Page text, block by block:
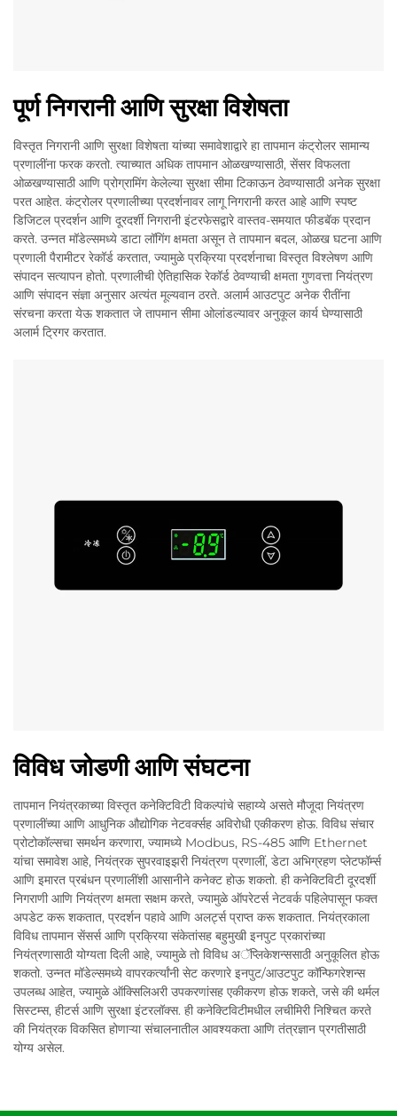
पूर्ण निगरानी आणि सुरक्षा विशेषता
विस्तृत निगरानी आणि सुरक्षा विशेषता यांच्या समावेशाद्वारे हा तापमान कंट्रोलर सामान्य
प्रणालींना फरक करतो. त्याच्यात अधिक तापमान ओळखण्यासाठी, सेंसर विफलता
ओळखण्यासाठी आणि प्रोग्रामिंग केलेल्या सुरक्षा सीमा टिकाऊन ठेवण्यासाठी अनेक सुरक्षा
परत आहेत. कंट्रोलर प्रणालीच्या प्रदर्शनावर लागू निगरानी करत आहे आणि स्पष्ट
डिजिटल प्रदर्शन आणि दूरदर्शी निगरानी इंटरफेसद्वारे वास्तव-समयात फीडबॅक प्रदान
करते. उन्नत मॉडेल्समध्ये डाटा लॉगिंग क्षमता असून ते तापमान बदल, ओळख घटना आणि
प्रणाली पैरामीटर रेकॉर्ड करतात, ज्यामुळे प्रक्रिया प्रदर्शनाचा विस्तृत विश्लेषण आणि
संपादन सत्यापन होतो. प्रणालीची ऐतिहासिक रेकॉर्ड ठेवण्याची क्षमता गुणवत्ता नियंत्रण
आणि संपादन संज्ञा अनुसार अत्यंत मूल्यवान ठरते. अलार्म आउटपुट अनेक रीतींना
संरचना करता येऊ शकतात जे तापमान सीमा ओलांडल्यावर अनुकूल कार्य घेण्यासाठी
अलार्म ट्रिगर करतात.
विविध जोडणी आणि संघटना
तापमान नियंत्रकाच्या विस्तृत कनेक्टिविटी विकल्पांचे सहाय्ये असते मौजूदा नियंत्रण
प्रणालींच्या आणि आधुनिक औद्योगिक नेटवर्क्सह अविरोधी एकीकरण होऊ. विविध संचार
प्रोटोकॉल्सचा समर्थन करणारा, ज्यामध्ये Modbus, RS-485 आणि Ethernet
यांचा समावेश आहे, नियंत्रक सुपरवाइझरी नियंत्रण प्रणालीं, डेटा अभिग्रहण प्लेटफॉर्म्स
आणि इमारत प्रबंधन प्रणालींशी आसानीने कनेक्ट होऊ शकतो. ही कनेक्टिविटी दूरदर्शी
निगराणी आणि नियंत्रण क्षमता सक्षम करते, ज्यामुळे ऑपरेटर्स नेटवर्क पहिलेपासून फक्त
अपडेट करू शकतात, प्रदर्शन पहावे आणि अलर्ट्स प्राप्त करू शकतात. नियंत्रकाला
विविध तापमान सेंसर्स आणि प्रक्रिया संकेतांसह बहुमुखी इनपुट प्रकारांच्या
नियंत्रणासाठी योग्यता दिली आहे, ज्यामुळे तो विविध अॅप्लिकेशन्ससाठी अनुकूलित होऊ
शकतो. उन्नत मॉडेल्समध्ये वापरकर्त्यांनी सेट करणारे इनपुट/आउटपुट कॉन्फिगरेशन्स
उपलब्ध आहेत, ज्यामुळे ऑक्सिलिअरी उपकरणांसह एकीकरण होऊ शकते, जसे की थर्मल
सिस्टम्स, हीटर्स आणि सुरक्षा इंटरलॉक्स. ही कनेक्टिविटीमधील लचीमिरी निश्चित करते
की नियंत्रक विकसित होणाऱ्या संचालनातील आवश्यकता आणि तंत्रज्ञान प्रगतीसाठी
योग्य असेल.